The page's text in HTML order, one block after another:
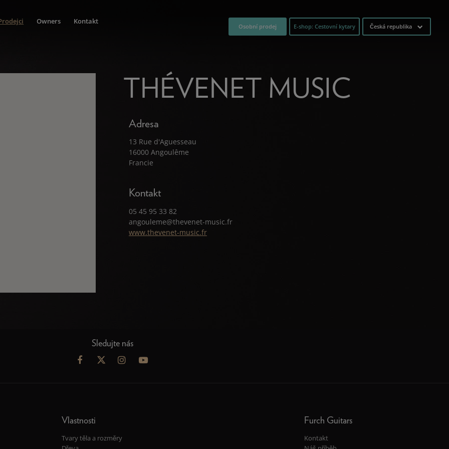
Owners Kontakt
Osobní prodej E-shop: Cestovní kytary Česká republika
THÉVENET MUSIC
Adresa
13 Rue d'Aguesseau
16000 Angoulême
Francie
Kontakt
05 45 95 33 82
angouleme@thevenet-music.fr
www.thevenet-music.fr
Sledujte nás
Vlastnosti
Tvary těla a rozměry
Furch Guitars
Kontakt